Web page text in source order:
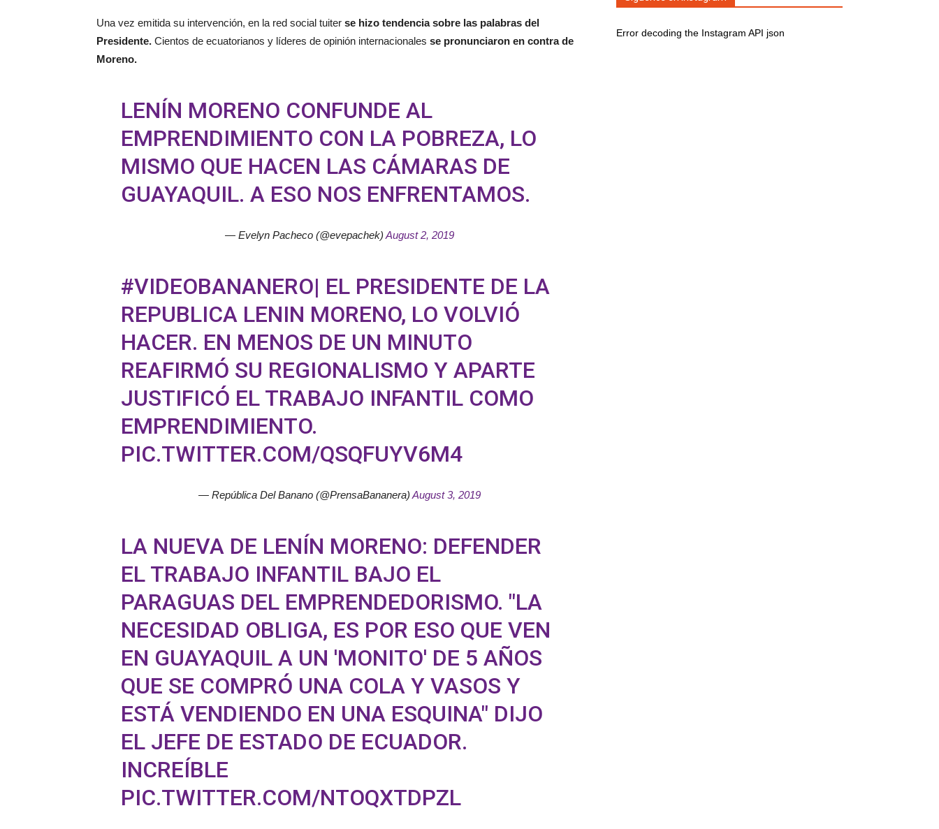
Una vez emitida su intervención, en la red social tuiter se hizo tendencia sobre las palabras del
Presidente. Cientos de ecuatorianos y líderes de opinión internacionales se pronunciaron en contra de
Moreno.
LENÍN MORENO CONFUNDE AL
EMPRENDIMIENTO CON LA POBREZA, LO
MISMO QUE HACEN LAS CÁMARAS DE
GUAYAQUIL. A ESO NOS ENFRENTAMOS.
— Evelyn Pacheco (@evepachek) August 2, 2019
#VIDEOBANANERO| EL PRESIDENTE DE LA
REPUBLICA LENIN MORENO, LO VOLVIÓ
HACER. EN MENOS DE UN MINUTO
REAFIRMÓ SU REGIONALISMO Y APARTE
JUSTIFICÓ EL TRABAJO INFANTIL COMO
EMPRENDIMIENTO.
PIC.TWITTER.COM/QSQFUYV6M4
— República Del Banano (@PrensaBananera) August 3, 2019
LA NUEVA DE LENÍN MORENO: DEFENDER
EL TRABAJO INFANTIL BAJO EL
PARAGUAS DEL EMPRENDEDORISMO. "LA
NECESIDAD OBLIGA, ES POR ESO QUE VEN
EN GUAYAQUIL A UN 'MONITO' DE 5 AÑOS
QUE SE COMPRÓ UNA COLA Y VASOS Y
ESTÁ VENDIENDO EN UNA ESQUINA" DIJO
EL JEFE DE ESTADO DE ECUADOR.
INCREÍBLE
PIC.TWITTER.COM/NTOQXTDPZL
Error decoding the Instagram API json